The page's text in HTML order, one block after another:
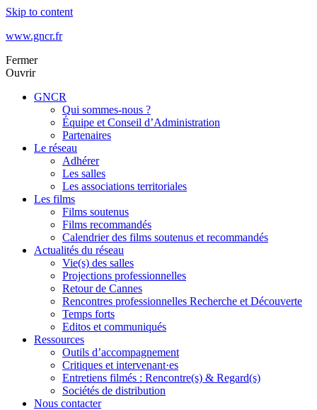
Skip to content
www.gncr.fr
Fermer
Ouvrir
GNCR
Qui sommes-nous ?
Équipe et Conseil d’Administration
Partenaires
Le réseau
Adhérer
Les salles
Les associations territoriales
Les films
Films soutenus
Films recommandés
Calendrier des films soutenus et recommandés
Actualités du réseau
Vie(s) des salles
Projections professionnelles
Retour de Cannes
Rencontres professionnelles Recherche et Découverte
Temps forts
Editos et communiqués
Ressources
Outils d’accompagnement
Critiques et intervenant·es
Entretiens filmés : Rencontre(s) & Regard(s)
Sociétés de distribution
Nous contacter